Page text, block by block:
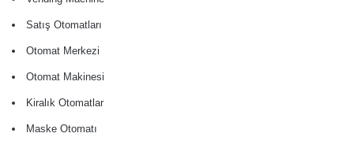
Satış Otomatları
Otomat Merkezi
Otomat Makinesi
Kiralık Otomatlar
Maske Otomatı